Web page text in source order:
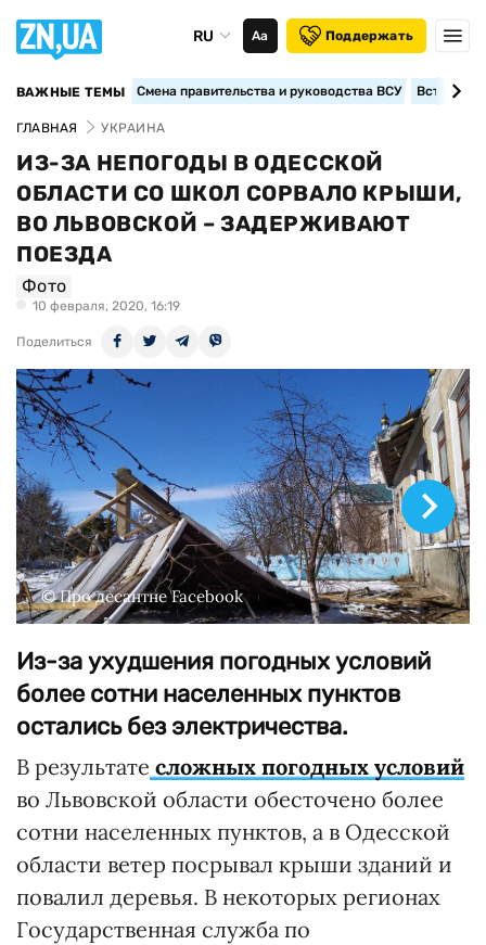
RU Аа Поддержать
ВАЖНЫЕ ТЕМЫ Смена правительства и руководства ВСУ
ГЛАВНАЯ УКРАИНА
ИЗ-ЗА НЕПОГОДЫ В ОДЕССКОЙ
ОБЛАСТИ СО ШКОЛ СОРВАЛО КРЫШИ,
ВО ЛЬВОВСКОЙ – ЗАДЕРЖИВАЮТ
ПОЕЗДА
Фото
10 февраля, 2020, 16:19
Поделиться
© Про десантне Facebook
Из-за ухудшения погодных условий
более сотни населенных пунктов
остались без электричества.
В результате сложных погодных условий
во Львовской области обесточено более
сотни населенных пунктов, а в Одесской
области ветер посрывал крыши зданий и
повалил деревья. В некоторых регионах
Государственная служба по